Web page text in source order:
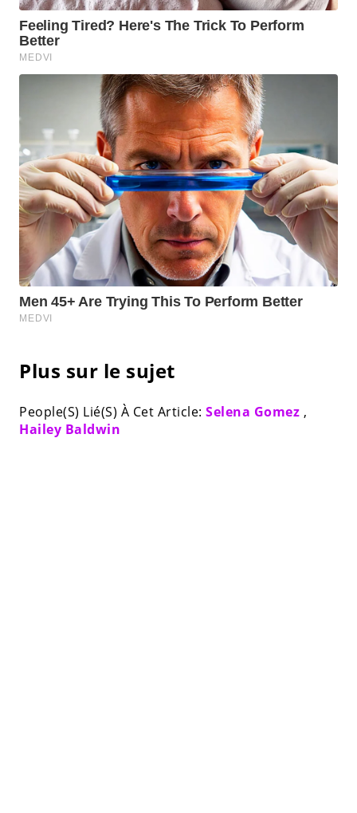
Plus sur le sujet
People(S) Lié(S) À Cet Article: Selena Gomez ,
Hailey Baldwin